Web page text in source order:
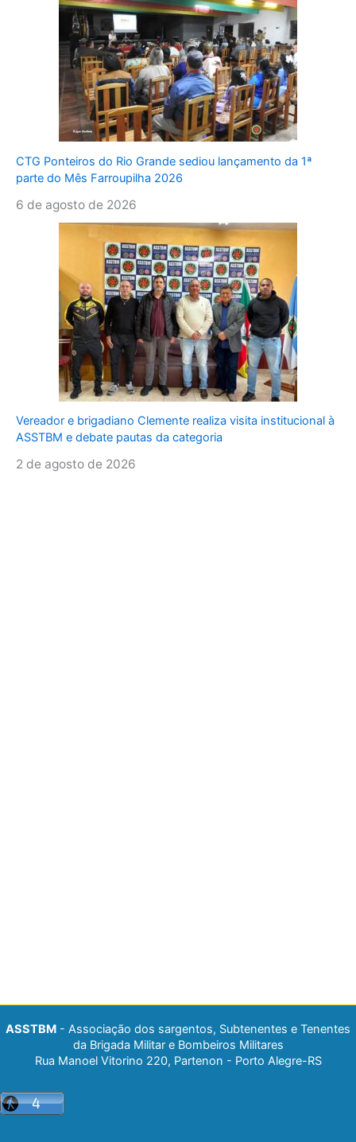
CTG Ponteiros do Rio Grande sediou lançamento da 1ª
parte do Mês Farroupilha 2026
6 de agosto de 2026
Vereador e brigadiano Clemente realiza visita institucional à
ASSTBM e debate pautas da categoria
2 de agosto de 2026
ASSTBM - Associação dos sargentos, Subtenentes e Tenentes
da Brigada Militar e Bombeiros Militares
Rua Manoel Vitorino 220, Partenon - Porto Alegre-RS